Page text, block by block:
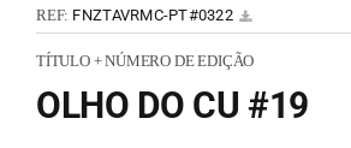
REF: FNZTAVRMC-PT#0322
TÍTULO + NÚMERO DE EDIÇÃO
OLHO DO CU #19